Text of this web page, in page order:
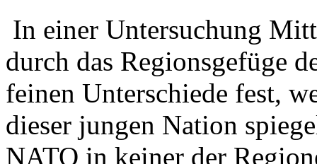
In einer Untersuchung
durch das Regionsgefüge
feinen Unterschiede fest,
dieser jungen Nation
NATO in keiner der